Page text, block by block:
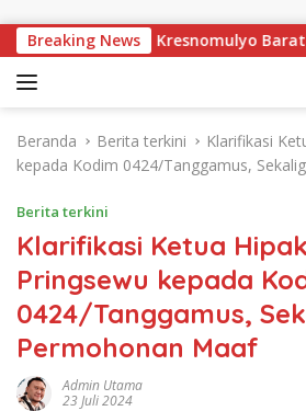
Breaking News
Persiapan Kresnomulyo Barat
Beranda Berita terkini
Klarifikasi
kepada Kodim 0424/Tanggamus,
Berita terkini
Klarifikasi Ketua
Pringsewu kepada
0424/Tanggamus,
Permohonan Maaf
Admin Utama
23 Juli 2024